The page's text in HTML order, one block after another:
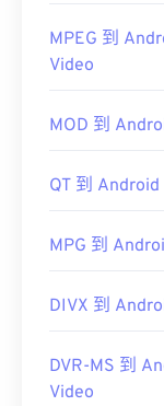
Windows Media
VLC Media
大小，只需将
开发者：松下
https://
MPEG 到
Video
MOD 到
QT 到 Android
MPG 到
DIVX 到
DVR-MS 到
Video